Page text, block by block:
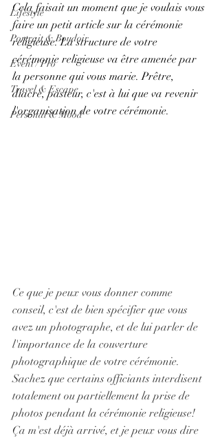
Lifestyle
Portrait & Boudoir
Event / Pro
Travel & Escape
Personal & Mood
Cela faisait un moment que je voulais vous
faire un petit article sur la cérémonie
religieuse. La structure de votre
cérémonie religieuse va être amenée par
la personne qui vous marie. Prêtre,
diacre, pasteur, c'est à lui que va revenir
l'organisation de votre cérémonie.
Ce que je peux vous donner comme
conseil, c'est de bien spécifier que vous
avez un photographe, et de lui parler de
l'importance de la couverture
photographique de votre cérémonie. ​
Sachez que certains officiants interdisent
totalement ou partiellement la prise de
photos pendant la cérémonie religieuse!
Ça m'est déjà arrivé, et je peux vous dire